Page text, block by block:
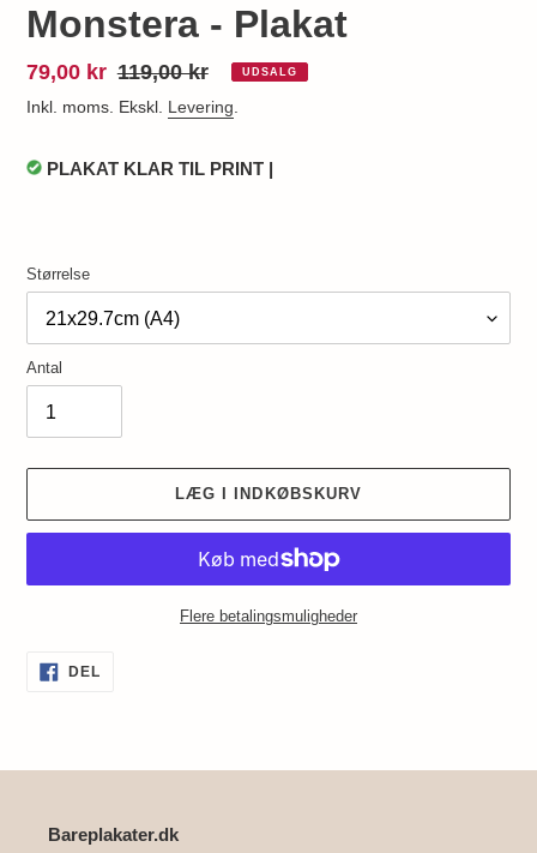
Monstera - Plakat
Udsalgspris
79,00 kr Normalpris
119,00 kr UDSALG
Inkl. moms. Ekskl. Levering.
PLAKAT KLAR TIL PRINT |
Størrelse
Antal
LÆG I INDKØBSKURV
Flere betalingsmuligheder
Lægger
produkt
DEL
Bareplakater.dk